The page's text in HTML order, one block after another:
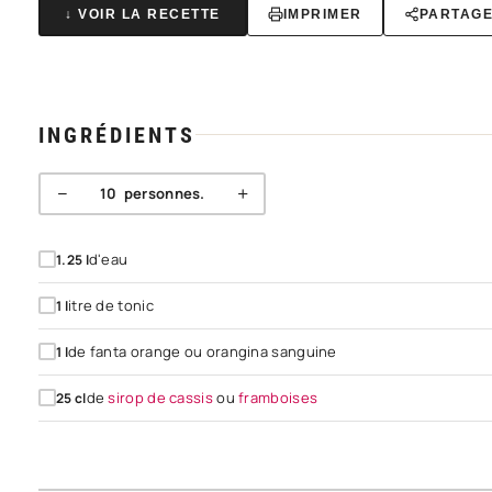
↓ VOIR LA RECETTE IMPRIMER
INGRÉDIENTS
− 10 personnes. +
1.25 ld'eau
1 litre de tonic
1 lde fanta orange ou orangina sanguine
25cldesirop de cassisouframboises